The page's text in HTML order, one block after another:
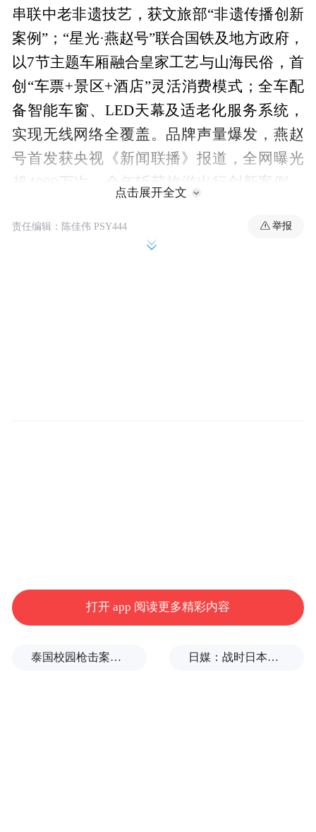
串联中老非遗技艺，获文旅部“非遗传播创新
案例”；“星光·燕赵号”联合国铁及地方政府，
以7节主题车厢融合皇家工艺与山海民俗，首
创“车票+景区+酒店”灵活消费模式；全车配
备智能车窗、LED天幕及适老化服务系统，
实现无线网络全覆盖。品牌声量爆发，燕赵
号首发获央视《新闻联播》报道，全网曝光
超4000万次，全年斩获旅游出行创新案例、
旅+科技”重塑产业标杆，入围“文旅好品牌”
2025年度网络人气案例。
点击展开全文
责任编辑：陈佳伟 PSY444 举报
打开 app 阅读更多精彩内容
泰国校园枪击案致9死，枪手父亲道歉 日媒：战时日本多所大学进行输血人体实验，向患者注射动物血